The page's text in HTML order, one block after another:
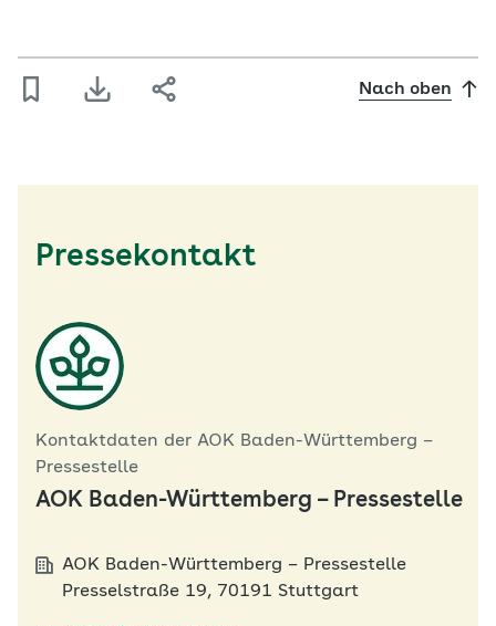
Nach oben
Pressekontakt
Kontaktdaten der AOK Baden-Württemberg –
Pressestelle
AOK Baden-Württemberg – Pressestelle
AOK Baden-Württemberg – Pressestelle
Presselstraße 19, 70191 Stuttgart